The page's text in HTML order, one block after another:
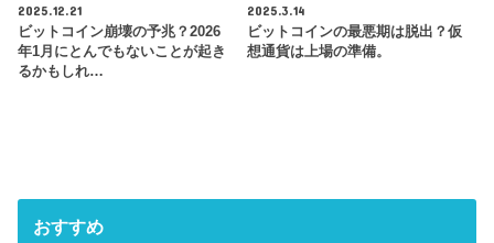
2025.12.21
ビットコイン崩壊の予兆？2026
年1月にとんでもないことが起き
るかもしれ…
2025.3.14
ビットコインの最悪期は脱出？仮
想通貨は上場の準備。
おすすめ